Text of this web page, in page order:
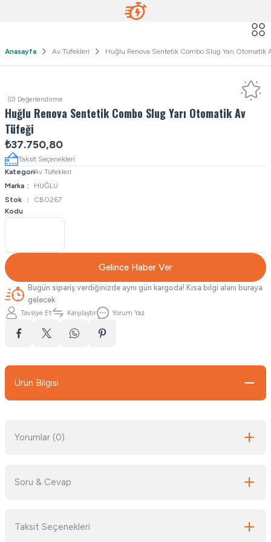
Anasayfa Av Tüfekleri Huğlu Renova Sentetik Combo Slug Yarı Otomatik
(0) Değerlendirme
Huğlu Renova Sentetik Combo Slug Yarı Otomatik Av
Tüfeği
₺37.750,80
Taksit Seçenekleri
KategoriAv Tüfekleri
Marka
HUĞLU
Stok
Kodu
CB0267
Gelince Haber Ver
Bugün sipariş verdiğinizde aynı gün kargoda! Kısa bilgi alanı buraya
gelecek
Tavsiye Et Karşılaştır Yorum Yaz
Ürün Bilgisi
Yorumlar (0)
Soru & Cevap
Taksit Seçenekleri